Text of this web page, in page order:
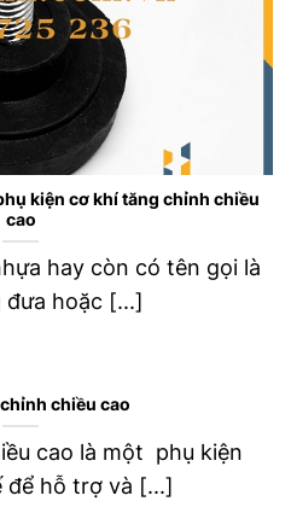
kiện cơ khí tăng chỉnh chiều
cao
hay còn có tên gọi là
đưa hoặc [...]
chiều cao
cao là một phụ kiện
để hỗ trợ và [...]